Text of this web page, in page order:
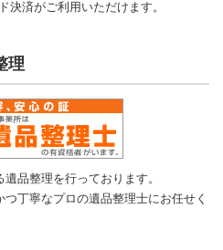
決済がご利用いただけます。
理
品整理を行っております。
丁寧なプロの遺品整理士にお任せく